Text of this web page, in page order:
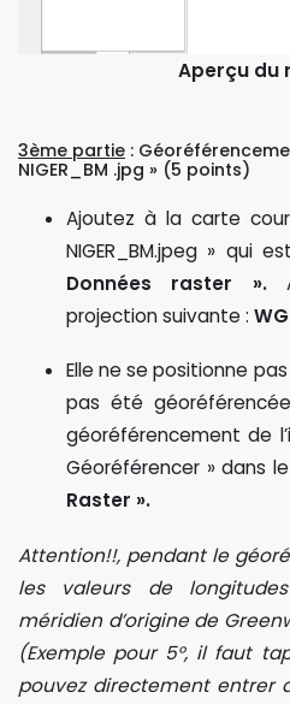
Aperçu du
3ème partie :
NIGER_BM .jpg » (5 points)
Ajoutez à la carte
NIGER_BM.jpeg » qui
Données raster ».
projection suivante :
Elle ne se positionne
pas été
géoréférencement de
Géoréférencer »
Raster ».
Attention!!, pendant le
les valeurs de
méridien d’origine de
(Exemple pour 5°, il faut
pouvez directement entrer